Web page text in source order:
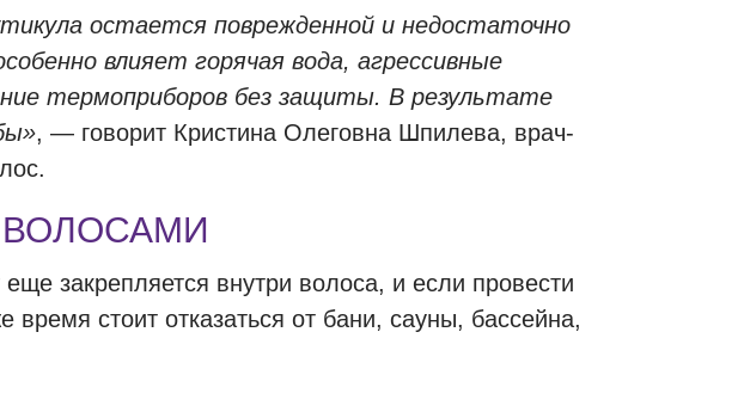
остается поврежденной и недостаточно
влияет горячая вода, агрессивные
термоприборов без защиты. В результате
, — говорит Кристина Олеговна Шпилева, врач-
закрепляется внутри волоса, и если провести
стоит отказаться от бани, сауны, бассейна,